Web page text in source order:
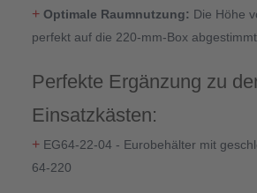
+ Optimale Raumnutzung: Die Höhe
perfekt auf die 220-mm-Box abgestimmt.
Perfekte Ergänzung zu
Einsatzkästen:
+EG64-22-04 - Eurobehälter mit
64-220